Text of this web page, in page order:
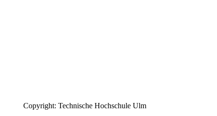
Copyright: Technische Hochschule Ulm